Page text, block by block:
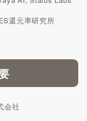
還元率研究所
会社